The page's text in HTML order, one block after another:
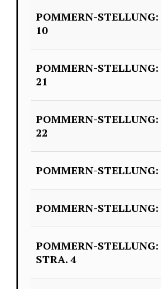
POMMERN-STELLUNG:
10
POMMERN-STELLUNG:
21
POMMERN-STELLUNG:
22
POMMERN-STELLUNG:
POMMERN-STELLUNG:
POMMERN-STELLUNG:
STRA. 4